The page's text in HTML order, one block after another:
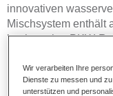
innovativen
Mischsystem enthält
hochwertige PKW-
Produktmerkmale
Einfach und
Wir verarbeiten Ihre
Dienste zu messen und
unterstützen und